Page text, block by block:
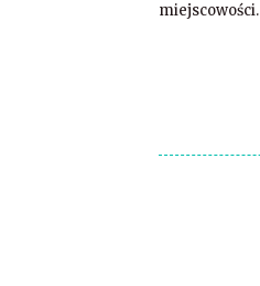
miejscowości.